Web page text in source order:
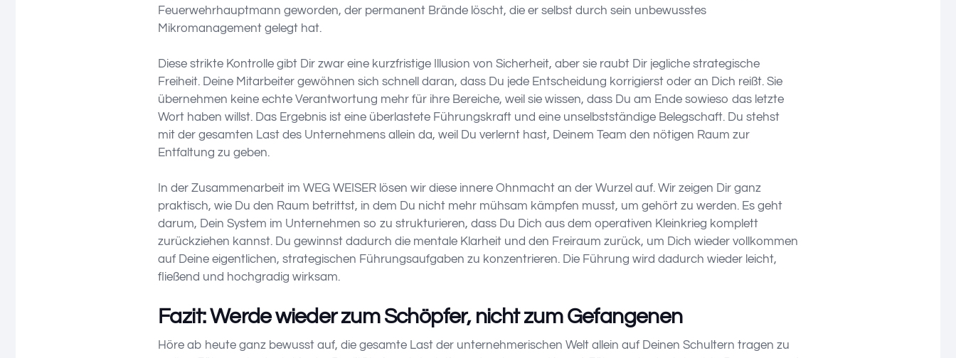
Feuerwehrhauptmann geworden, der permanent Brände löscht, die er selbst durch sein unbewusstes
Mikromanagement gelegt hat.
Diese strikte Kontrolle gibt Dir zwar eine kurzfristige Illusion von Sicherheit, aber sie raubt Dir jegliche strategische
Freiheit. Deine Mitarbeiter gewöhnen sich schnell daran, dass Du jede Entscheidung korrigierst oder an Dich reißt. Sie
übernehmen keine echte Verantwortung mehr für ihre Bereiche, weil sie wissen, dass Du am Ende sowieso das letzte
Wort haben willst. Das Ergebnis ist eine überlastete Führungskraft und eine unselbstständige Belegschaft. Du stehst
mit der gesamten Last des Unternehmens allein da, weil Du verlernt hast, Deinem Team den nötigen Raum zur
Entfaltung zu geben.
In der Zusammenarbeit im WEG WEISER lösen wir diese innere Ohnmacht an der Wurzel auf. Wir zeigen Dir ganz
praktisch, wie Du den Raum betrittst, in dem Du nicht mehr mühsam kämpfen musst, um gehört zu werden. Es geht
darum, Dein System im Unternehmen so zu strukturieren, dass Du Dich aus dem operativen Kleinkrieg komplett
zurückziehen kannst. Du gewinnst dadurch die mentale Klarheit und den Freiraum zurück, um Dich wieder vollkommen
auf Deine eigentlichen, strategischen Führungsaufgaben zu konzentrieren. Die Führung wird dadurch wieder leicht,
fließend und hochgradig wirksam.
Fazit: Werde wieder zum Schöpfer, nicht zum Gefangenen
Höre ab heute ganz bewusst auf, die gesamte Last der unternehmerischen Welt allein auf Deinen Schultern tragen zu